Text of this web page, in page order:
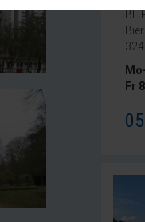
BE
Fr
und Analysen.
Web-Auftritts ermitteln und
Medien akzeptiert